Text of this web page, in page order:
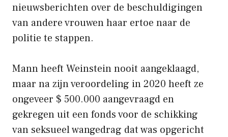
nieuwsberichten over de beschuldigingen
van andere vrouwen haar ertoe naar de
politie te stappen.
Mann heeft Weinstein nooit aangeklaagd,
maar na zijn veroordeling in 2020 heeft ze
ongeveer $ 500.000 aangevraagd en
gekregen uit een fonds voor de schikking
van seksueel wangedrag dat was opgericht